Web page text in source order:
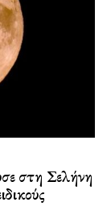
στη Σελήνη